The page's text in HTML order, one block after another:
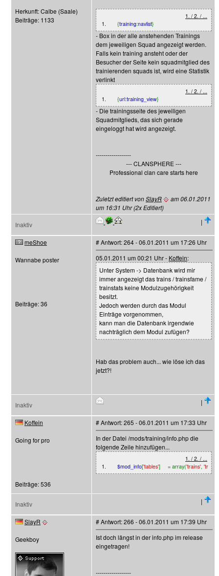
Herkunft: Calbe (Saale)
Beiträge: 1133
1.
1. / 2. / ...
{training:navlist}
- Box in der alle anstehenden Trainings
dem jeweiligen Squad angezeigt werden.
Falls kein training ansteht oder der
Besucher der Seite kein squadmitglied des
trainierenden squads ist, wird eine Statistik
verlinkt
1.
1. / 2. / ...
{url:training_view}
- Die trainingsseite des jeweiligen
Squadmitglieds, das sich gerade
eingeloggt hat wird angezeigt.
------------------
--- CLANSPHERE ---
Professional clan care starts here
Zuletzt editiert vonSlayR
am 06.01.2011
um 16:31 Uhr (2x Editiert)
Inaktiv |
meShoe
Wannabe poster
Beiträge: 36
# Antwort: 264 - 06.01.2011 um 17:26 Uhr
05.01.2011 um 00:21 Uhr - Koffein:
Unter System -> Datenbank wird mir
immer angezeigt das trains / trainsfame /
trainstats keine Modulzugehörigkeit
besitzt.
Jedoch werden durch das Modul
Einträge vorgenommen,
kann man die Datenbank irgendwie
nachträglich dem Modul zufügen?
Hab das problem auch... wie löse ich das
jetzt?!
Inaktiv |
Koffein
Going for pro
Beiträge: 536
# Antwort: 265 - 06.01.2011 um 17:33 Uhr
In der Datei /mods/training/info.php die
folgende Zeile hinzufügen...
1.
1. / 2. / ...
$mod_info['tables'] = array('trains',
Inaktiv |
SlayR
Geekboy
# Antwort: 266 - 06.01.2011 um 17:39 Uhr
Ist doch längst in der info.php im release
eingetragen!
------------------